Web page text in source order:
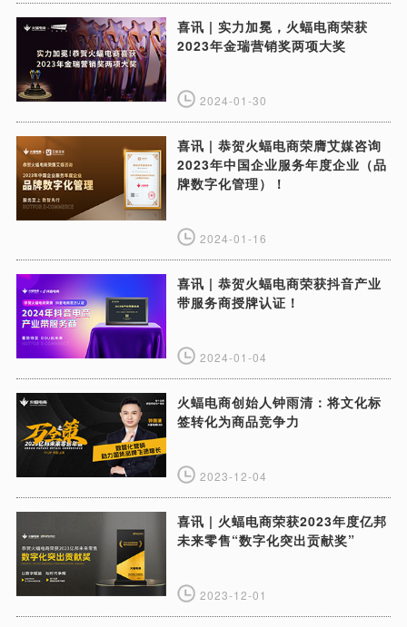
喜讯 | 实力加冕，火蝠电商荣获
2023年金瑞营销奖两项大奖
2024-01-30
喜讯 | 恭贺火蝠电商荣膺艾媒咨询
2023年中国企业服务年度企业（品
牌数字化管理）！
2024-01-16
喜讯 | 恭贺火蝠电商荣获抖音产业
带服务商授牌认证！
2024-01-04
火蝠电商创始人钟雨清：将文化标
签转化为商品竞争力
2023-12-04
喜讯 | 火蝠电商荣获2023年度亿邦
未来零售“数字化突出贡献奖”
2023-12-01